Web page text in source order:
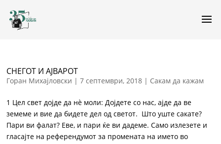
СНЕГОТ И АЈВАРОТ
Горан Михајловски |7 септември, 2018 | Сакам да кажам
1 Цел свет дојде да нѐ моли: Дојдете со нас, ајде да ве
земеме и вие да бидете дел од светот. Што уште сакате?
Пари ви фалат? Еве, и пари ќе ви дадеме. Само излезете и
гласајте на референдумот за промената на името во